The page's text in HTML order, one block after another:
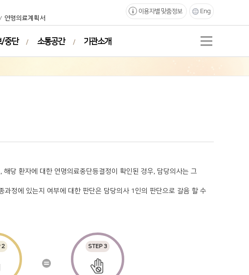
연명의료계획서
이용자별 맞춤정보 Eng
/중단 소통공간 기관소개
당 환자에 대한 연명의료중단등결정이 확인된 경우, 담당의사는 그
정에 있는지 여부에 대한 판단은 담당의사 1인의 판단으로 갈음 할 수
2 STEP 3